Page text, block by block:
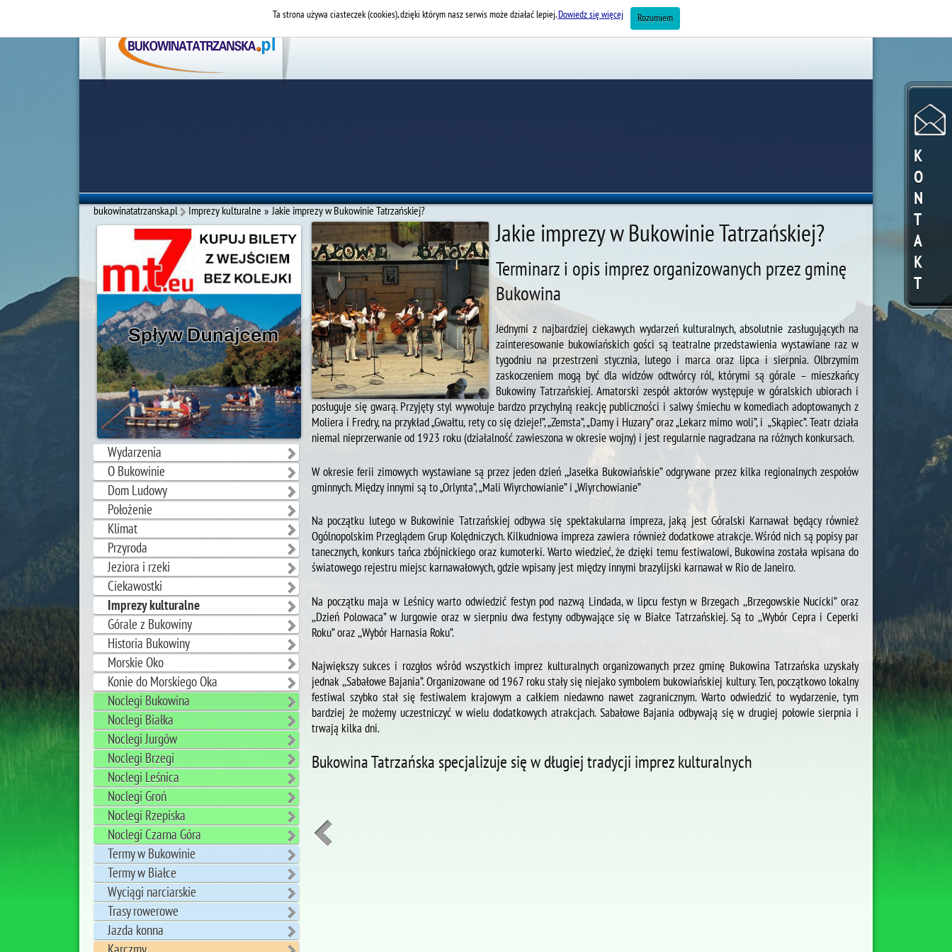
K
O
N
T
A
K
T
bukowinatatrzanska.pl Imprezy kulturalne »Jakie imprezy w Bukowinie Tatrzańskiej?
Wydarzenia
O Bukowinie
Dom Ludowy
Położenie
Klimat
Przyroda
Jeziora i rzeki
Ciekawostki
Imprezy kulturalne
Górale z Bukowiny
Historia Bukowiny
Morskie Oko
Konie do Morskiego Oka
Noclegi Bukowina
Noclegi Białka
Noclegi Jurgów
Noclegi Brzegi
Noclegi Leśnica
Noclegi Groń
Noclegi Rzepiska
Noclegi Czarna Góra
Termy w Bukowinie
Termy w Białce
Wyciągi narciarskie
Trasy rowerowe
Jazda konna
Jakie imprezy w Bukowinie Tatrzańskiej?
Terminarz i opis imprez organizowanych przez gminę
Bukowina
Jednymi z najbardziej ciekawych wydarzeń kulturalnych, absolutnie zasługujących na
zainteresowanie bukowiańskich gości są teatralne przedstawienia wystawiane raz w
tygodniu na przestrzeni stycznia, lutego i marca oraz lipca i sierpnia. Olbrzymim
zaskoczeniem mogą być dla widzów odtwórcy ról, którymi są górale – mieszkańcy
Bukowiny Tatrzańskiej. Amatorski zespół aktorów występuje w góralskich ubiorach i
posługuje się gwarą. Przyjęty styl wywołuje bardzo przychylną reakcję publiczności i salwy śmiechu w komediach adoptowanych z
Moliera i Fredry, na przykład „Gwałtu, rety co się dzieje!”, „Zemsta”, „Damy i Huzary” oraz „Lekarz mimo woli”, i „Skąpiec”. Teatr działa
niemal nieprzerwanie od 1923 roku (działalność zawieszona w okresie wojny) i jest regularnie nagradzana na różnych konkursach.
W okresie ferii zimowych wystawiane są przez jeden dzień ,,Jasełka Bukowiańskie” odgrywane przez kilka regionalnych zespołów
gminnych. Między innymi są to „Orlynta”, „Mali Wiyrchowianie” i „Wiyrchowianie”
Na początku lutego w Bukowinie Tatrzańskiej odbywa się spektakularna impreza, jaką jest Góralski Karnawał będący również
Ogólnopolskim Przeglądem Grup Kolędniczych. Kilkudniowa impreza zawiera również dodatkowe atrakcje. Wśród nich są popisy par
tanecznych, konkurs tańca zbójnickiego oraz kumoterki. Warto wiedzieć, że dzięki temu festiwalowi, Bukowina została wpisana do
światowego rejestru miejsc karnawałowych, gdzie wpisany jest między innymi brazylijski karnawał w Rio de Janeiro.
Na początku maja w Leśnicy warto odwiedzić festyn pod nazwą Lindada, w lipcu festyn w Brzegach ,,Brzegowskie Nucicki” oraz
,,Dzień Polowaca” w Jurgowie oraz w sierpniu dwa festyny odbywające się w Białce Tatrzańskiej. Są to ,,Wybór Cepra i Ceperki
Roku” oraz ,,Wybór Harnasia Roku”.
Największy sukces i rozgłos wśród wszystkich imprez kulturalnych organizowanych przez gminę Bukowina Tatrzańska uzyskały
jednak ,,Sabałowe Bajania”. Organizowane od 1967 roku stały się niejako symbolem bukowiańskiej kultury. Ten, początkowo lokalny
festiwal szybko stał się festiwalem krajowym a całkiem niedawno nawet zagranicznym. Warto odwiedzić to wydarzenie, tym
bardziej że możemy uczestniczyć w wielu dodatkowych atrakcjach. Sabałowe Bajania odbywają się w drugiej połowie sierpnia i
trwają kilka dni.
Bukowina Tatrzańska specjalizuje się w długiej tradycji imprez kulturalnych
Ta strona używa ciasteczek (cookies), dzięki którym nasz serwis może działać lepiej.Dowiedz się więcej Rozumiem